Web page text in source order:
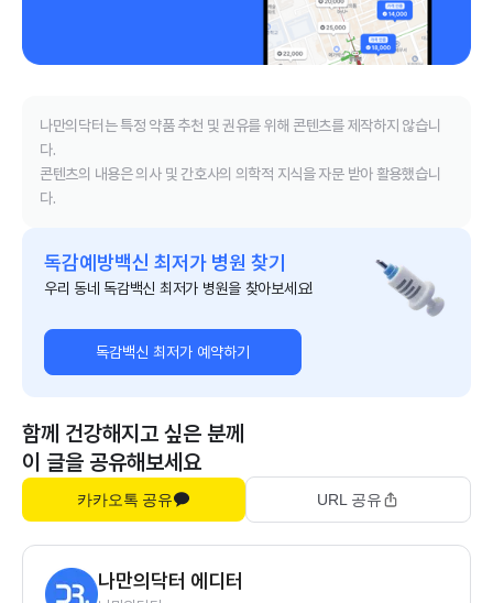
나만의닥터는 특정 약품 추천 및 권유를 위해 콘텐츠를 제작하지 않습니
다.
콘텐츠의 내용은 의사 및 간호사의 의학적 지식을 자문 받아 활용했습니
다.
독감예방백신 최저가 병원 찾기
우리 동네 독감백신 최저가 병원을 찾아보세요!
독감백신 최저가 예약하기
함께 건강해지고 싶은 분께
이 글을 공유해보세요
카카오톡 공유 URL 공유
나만의닥터 에디터